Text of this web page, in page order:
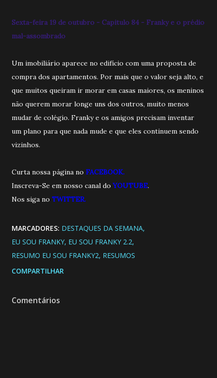
Sexta-feira 19 de outubro - Capitulo 84 - Franky e o prédio
mal-assombrado
Um imobiliário aparece no edifício com uma proposta de
compra dos apartamentos. Por mais que o valor seja alto, e
que muitos queiram ir morar em casas maiores, os meninos
não querem morar longe uns dos outros, muito menos
mudar de colégio. Franky e os amigos precisam inventar
um plano para que nada mude e que eles continuem sendo
vizinhos.
Curta nossa página no FACEBOOK.
Inscreva-Se em nosso canal do YOUTUBE.
Nos siga no TWITTER.
MARCADORES: DESTAQUES DA SEMANA
EU SOU FRANKY EU SOU FRANKY 2.2
RESUMO EU SOU FRANKY2 RESUMOS
COMPARTILHAR
Comentários